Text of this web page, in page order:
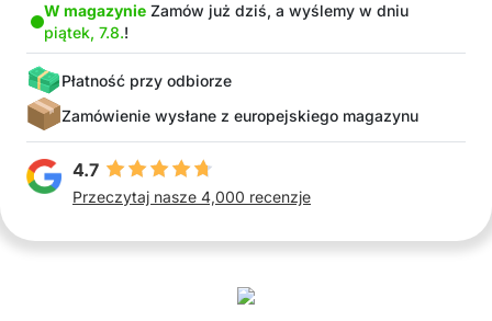
W magazynie Zamów już dziś, a wyślemy w dniu
piątek, 7.8.!
Płatność przy odbiorze
Zamówienie wysłane z europejskiego magazynu
4.7
Przeczytaj nasze 4,000 recenzje